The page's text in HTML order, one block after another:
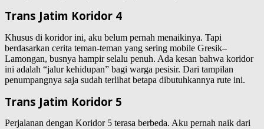
Trans Jatim Koridor 4
Khusus di koridor ini, aku belum pernah menaikinya. Tapi
berdasarkan cerita teman-teman yang sering mobile Gresik–
Lamongan, busnya hampir selalu penuh. Ada kesan bahwa koridor
ini adalah “jalur kehidupan” bagi warga pesisir. Dari tampilan
penumpangnya saja sudah terlihat betapa dibutuhkannya rute ini.
Trans Jatim Koridor 5
Perjalanan dengan Koridor 5 terasa berbeda. Aku pernah naik dari